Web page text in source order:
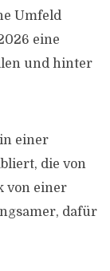
Umfeld
eine
und hinter
einer
die von
von einer
dafür